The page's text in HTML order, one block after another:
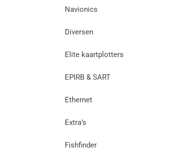
Navionics
Diversen
Elite kaartplotters
EPIRB & SART
Ethernet
Extra’s
Fishfinder